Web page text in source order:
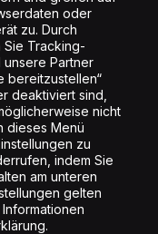
Liste
Einstellung
oder
zu. Durch
Sie Tracking-
unsere Partner
bereitzustellen“
deaktiviert sind,
nicht
dieses Menü
zu
indem Sie
am unteren
gelten